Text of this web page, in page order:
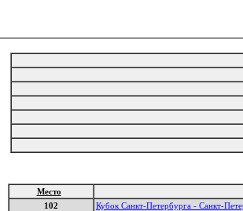
Место
102
Кубок Санкт-Петербурга - Санкт-